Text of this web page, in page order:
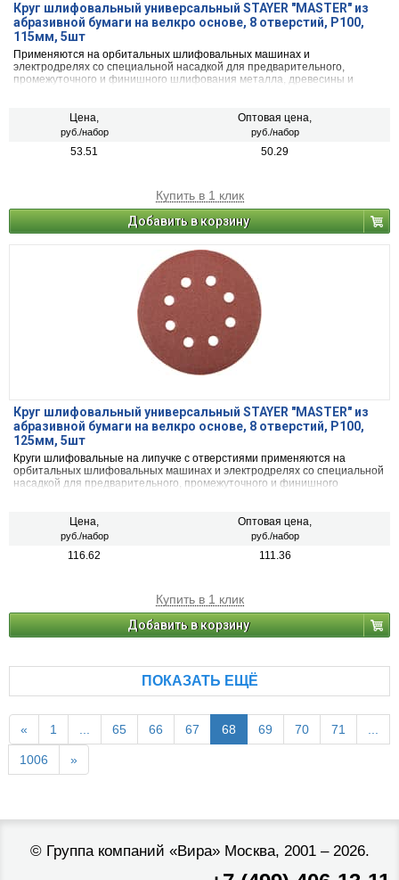
Круг шлифовальный универсальный STAYER ″MASTER″ из
абразивной бумаги на велкро основе, 8 отверстий, Р100,
115мм, 5шт
Применяются на орбитальных шлифовальных машинах и
электродрелях со специальной насадкой для предварительного,
промежуточного и финишного шлифования металла, древесины и
Цена,
руб./набор
Оптовая цена,
руб./набор
53.51 50.29
Купить в 1 клик
Добавить в корзину
Круг шлифовальный универсальный STAYER ″MASTER″ из
абразивной бумаги на велкро основе, 8 отверстий, Р100,
125мм, 5шт
Круги шлифовальные на липучке с отверстиями применяются на
орбитальных шлифовальных машинах и электродрелях со специальной
насадкой для предварительного, промежуточного и финишного
Цена,
руб./набор
Оптовая цена,
руб./набор
116.62 111.36
Купить в 1 клик
Добавить в корзину
ПОКАЗАТЬ ЕЩЁ
« 1 ... 65 66 67 68 69 70 71 ...
1006 »
© Группа компаний «Вира»Москва, 2001 – 2026.